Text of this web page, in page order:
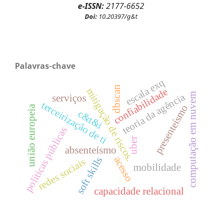
e-ISSN:2177-6652
Doi: 10.20397/g&t
Palavras-chave
mobilidade
absenteísmo
mitigação de riscos.teoria da agência
terceirização de ticonfiabilidade computação em nuvem
políticas públicas acesso
dbscan
uber
capacidade relacional
soft skills
presenteísmo
redes sociais
c&t&i
união europeia
escala exq
serviços